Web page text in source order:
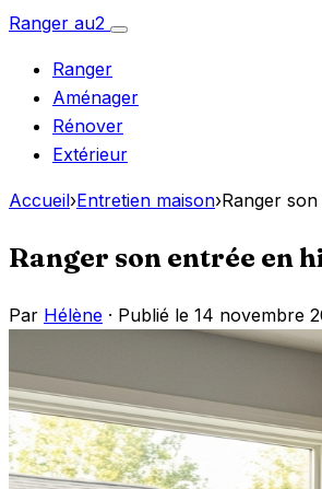
Aller
contenu
Ranger au2
Ouvrir
Ranger
Aménager
Rénover
Extérieur
Accueil›Entretien maison›Ranger
Ranger son entrée en
Par Hélène · Publié le 14 novembre